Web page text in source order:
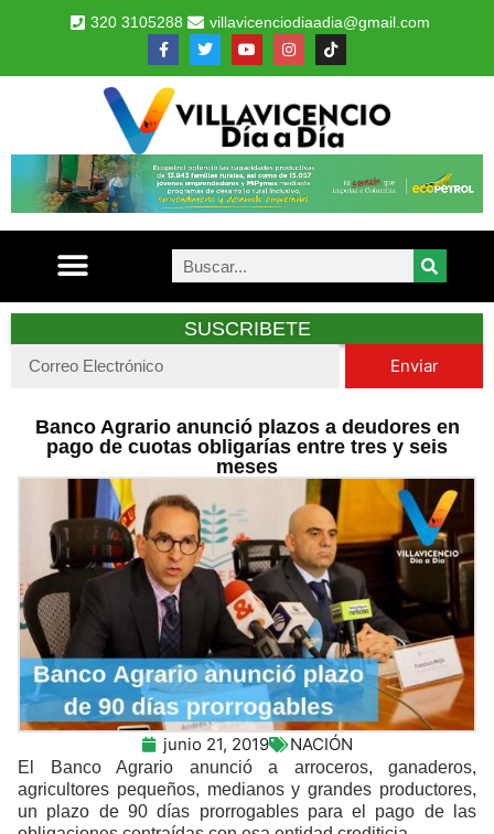
320 3105288 villavicenciodiaadia@gmail.com
SUSCRIBETE
Enviar
Banco Agrario anunció plazos a deudores en
pago de cuotas obligarías entre tres y seis
meses
junio 21, 2019 NACIÓN
El Banco Agrario anunció a arroceros, ganaderos,
agricultores pequeños, medianos y grandes productores,
un plazo de 90 días prorrogables para el pago de las